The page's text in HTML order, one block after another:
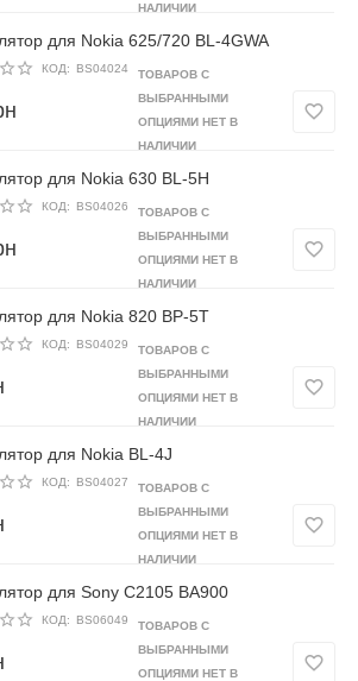
НАЛИЧИИ
для Nokia 625/720 BL-4GWA
КОД: BS04024
ТОВАРОВ С
ВЫБРАННЫМИ
ОПЦИЯМИ НЕТ В
НАЛИЧИИ
для Nokia 630 BL-5H
КОД: BS04026
ТОВАРОВ С
ВЫБРАННЫМИ
ОПЦИЯМИ НЕТ В
НАЛИЧИИ
для Nokia 820 BP-5T
КОД: BS04029
ТОВАРОВ С
ВЫБРАННЫМИ
ОПЦИЯМИ НЕТ В
НАЛИЧИИ
для Nokia BL-4J
КОД: BS04027
ТОВАРОВ С
ВЫБРАННЫМИ
ОПЦИЯМИ НЕТ В
НАЛИЧИИ
для Sony C2105 BA900
КОД: BS06049
ТОВАРОВ С
ВЫБРАННЫМИ
ОПЦИЯМИ НЕТ В